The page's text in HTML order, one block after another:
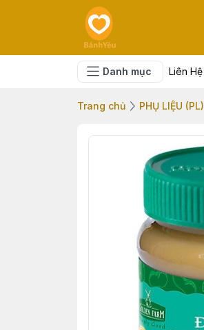
Danh mục Liên Hệ
Trang chủ PHỤ LIỆU (PL)